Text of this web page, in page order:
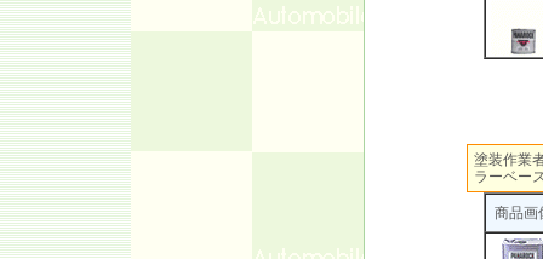
塗装作業
ラーベー
商品画